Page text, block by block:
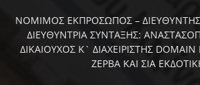
ΝΟΜΙΜΟΣ ΕΚΠΡΟΣΩΠΟΣ –
ΔΙΕΥΘΥΝΤΡΙΑ ΣΥΝΤΑΞΗΣ:
ΔΙΚΑΙΟΥΧΟΣ Κ` ΔΙΑΧΕΙΡΙΣΤΗΣ
ΖΕΡΒΑ ΚΑΙ ΣΙΑ